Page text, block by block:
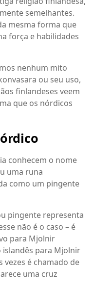
semelhantes.
mesma forma que
força e habilidades
nenhum mito
ou seu uso,
finlandeses veem
que os nórdicos
conhecem o nome
uma runa
como um pingente
pingente representa
não é o caso – é
para Mjolnir
islandês para Mjolnir
vezes é chamado de
uma cruz